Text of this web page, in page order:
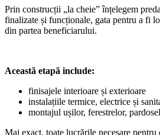
Prin construcții „la cheie” înțelegem
finalizate și funcționale, gata pentru a fi
din partea beneficiarului.
Această etapă include:
finisajele interioare și exterioare
instalațiile termice, electrice și
montajul ușilor, ferestrelor,
Mai exact, toate lucrările necesare